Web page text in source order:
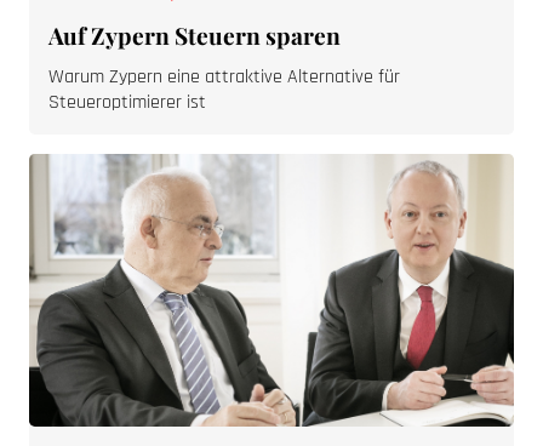
Auf Zypern Steuern sparen
Warum Zypern eine attraktive Alternative für
Steueroptimierer ist